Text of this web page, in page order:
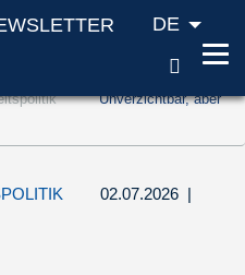
(Accesskey '1')
'2')
DE
Unverzichtbar, aber
02.07.2026 |